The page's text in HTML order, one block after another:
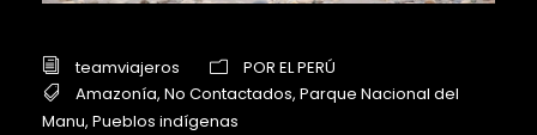
teamviajeros
POR EL PERÚ
Amazonía, No Contactados, Parque Nacional del
Manu, Pueblos indígenas